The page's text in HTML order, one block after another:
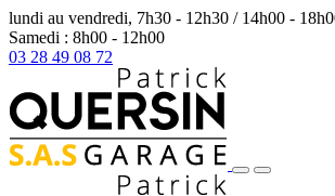
lundi au vendredi, 7h30 - 12h30 / 14h00 -
Samedi : 8h00 - 12h00
03 28 49 08 72